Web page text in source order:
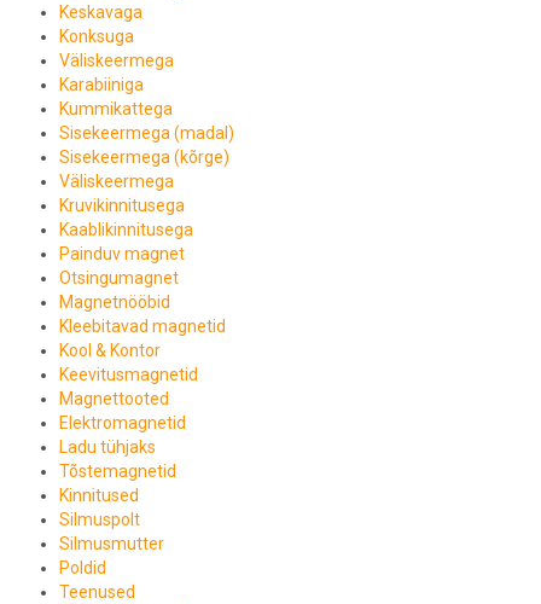
Keskavaga
Konksuga
Väliskeermega
Karabiiniga
Kummikattega
Sisekeermega (madal)
Sisekeermega (kõrge)
Väliskeermega
Kruvikinnitusega
Kaablikinnitusega
Painduv magnet
Otsingumagnet
Magnetnööbid
Kleebitavad magnetid
Kool & Kontor
Keevitusmagnetid
Magnettooted
Elektromagnetid
Ladu tühjaks
Tõstemagnetid
Kinnitused
Silmuspolt
Silmusmutter
Poldid
Teenused